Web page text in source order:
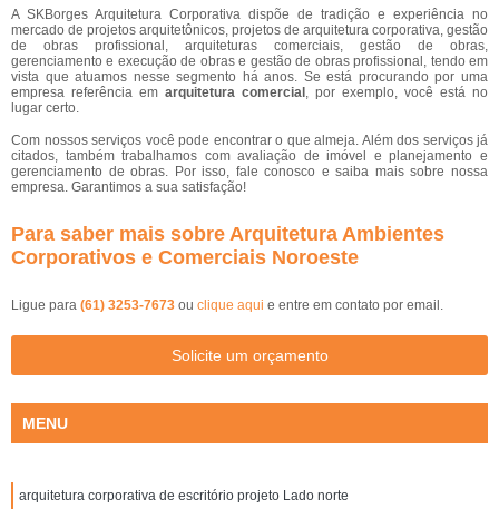
A SKBorges Arquitetura Corporativa dispõe de tradição e experiência no
mercado de projetos arquitetônicos, projetos de arquitetura corporativa, gestão
de obras profissional, arquiteturas comerciais, gestão de obras,
gerenciamento e execução de obras e gestão de obras profissional, tendo em
vista que atuamos nesse segmento há anos. Se está procurando por uma
empresa referência em arquitetura comercial , por exemplo, você está no
lugar certo.
Com nossos serviços você pode encontrar o que almeja. Além dos serviços já
citados, também trabalhamos com avaliação de imóvel e planejamento e
gerenciamento de obras. Por isso, fale conosco e saiba mais sobre nossa
empresa. Garantimos a sua satisfação!
Para saber mais sobre Arquitetura Ambientes
Corporativos e Comerciais Noroeste
Ligue para (61) 3253-7673 ou clique aqui e entre em contato por email.
Solicite um orçamento
MENU
arquitetura corporativa de escritório projeto Lado norte